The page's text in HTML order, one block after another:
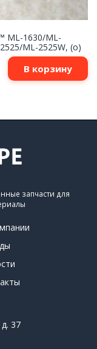
ML-1630/ML-
ML-2525W, (о)
В корзину
запчасти для
37